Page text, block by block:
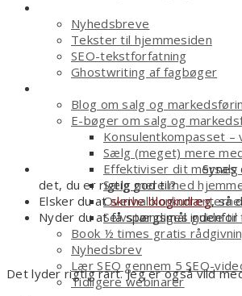
Nyhedsbreve
Tekster til hjemmesiden
SEO-tekstforfatning
Ghostwriting af fagbøger
Blog om salg og
E-bøger om salg og
Konsulentkompasset
Sælg (meget) mere
Effektiviser dit
Sælg mere med
Overhal
Selvstændiges guide til
Book ½ times gratis
Nyhedsbrev
Lær SEO gennem 5 SEO-
Tidligere webinarer
det, du er rigtig god til?
Elsker du atskrive blogindlæg, så
Nyder du at få spørgsmål
Det lyder rigtig rart. Jeg er også vild